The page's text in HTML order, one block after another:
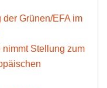
der Grünen/EFA im
Stellung zum